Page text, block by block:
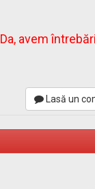
Da, avem
Lasă un